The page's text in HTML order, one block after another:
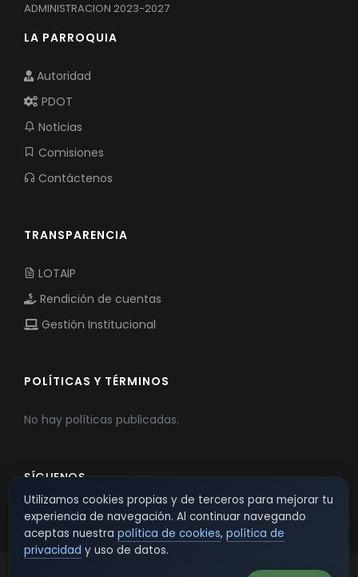
ADMINISTRACION 2023-2027
LA PARROQUIA
Autoridad
PDOT
Noticias
Comisiones
Contáctenos
TRANSPARENCIA
LOTAIP
Rendición de cuentas
Gestión Institucional
POLÍTICAS Y TÉRMINOS
No hay políticas publicadas.
SÍGUENOS
Utilizamos cookies propias y de terceros para mejorar tu
experiencia de navegación. Al continuar navegando
aceptas nuestra política de cookies, política de
privacidad y uso de datos.